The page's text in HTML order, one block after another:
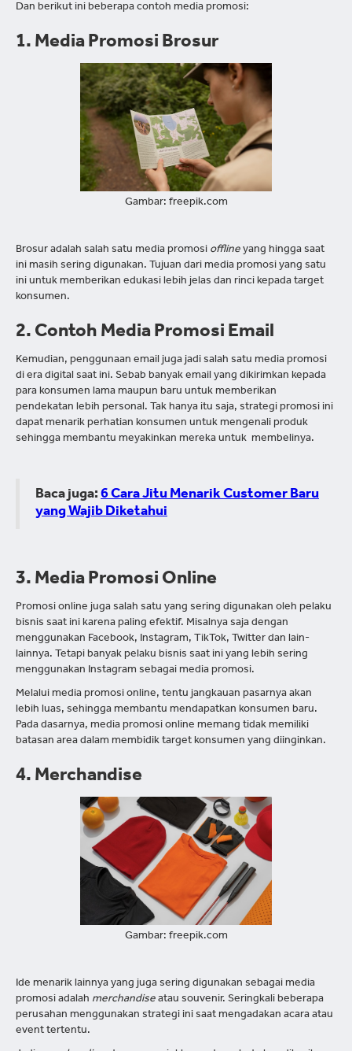
Dan berikut ini beberapa contoh media promosi:
1. Media Promosi Brosur
Gambar: freepik.com
Brosur adalah salah satu media promosi offline yang hingga saat
ini masih sering digunakan. Tujuan dari media promosi yang satu
ini untuk memberikan edukasi lebih jelas dan rinci kepada target
konsumen.
2. Contoh Media Promosi Email
Kemudian, penggunaan email juga jadi salah satu media promosi
di era digital saat ini. Sebab banyak email yang dikirimkan kepada
para konsumen lama maupun baru untuk memberikan
pendekatan lebih personal. Tak hanya itu saja, strategi promosi ini
dapat menarik perhatian konsumen untuk mengenali produk
sehingga membantu meyakinkan mereka untuk membelinya.
Baca juga: 6 Cara Jitu Menarik Customer Baru
yang Wajib Diketahui
3. Media Promosi Online
Promosi online juga salah satu yang sering digunakan oleh pelaku
bisnis saat ini karena paling efektif. Misalnya saja dengan
menggunakan Facebook, Instagram, TikTok, Twitter dan lain-
lainnya. Tetapi banyak pelaku bisnis saat ini yang lebih sering
menggunakan Instagram sebagai media promosi.
Melalui media promosi online, tentu jangkauan pasarnya akan
lebih luas, sehingga membantu mendapatkan konsumen baru.
Pada dasarnya, media promosi online memang tidak memiliki
batasan area dalam membidik target konsumen yang diinginkan.
4. Merchandise
Gambar: freepik.com
Ide menarik lainnya yang juga sering digunakan sebagai media
promosi adalah merchandise atau souvenir. Seringkali beberapa
perusahan menggunakan strategi ini saat mengadakan acara atau
event tertentu.